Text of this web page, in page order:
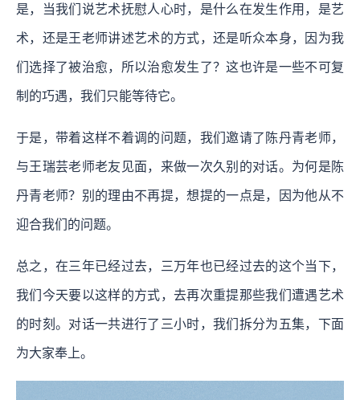
是，当我们说艺术抚慰人心时，是什么在发生作用，是艺
术，还是王老师讲述艺术的方式，还是听众本身，因为我
们选择了被治愈，所以治愈发生了？这也许是一些不可复
制的巧遇，我们只能等待它。
于是，带着这样不着调的问题，我们邀请了陈丹青老师，
与王瑞芸老师老友见面，来做一次久别的对话。为何是陈
丹青老师？别的理由不再提，想提的一点是，因为他从不
迎合我们的问题。
总之，在三年已经过去，三万年也已经过去的这个当下，
我们今天要以这样的方式，去再次重提那些我们遭遇艺术
的时刻。对话一共进行了三小时，我们拆分为五集，下面
为大家奉上。